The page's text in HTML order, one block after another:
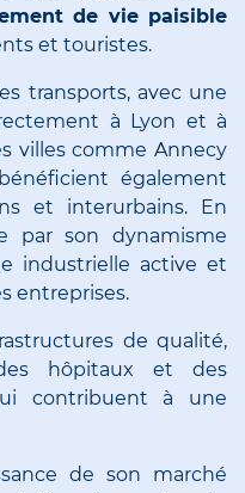
de vie paisible
et touristes.
transports, avec une
à Lyon et à
villes comme Annecy
également
et interurbains. En
par son dynamisme
industrielle active et
entreprises.
de qualité,
hôpitaux et des
contribuent à une
de son marché